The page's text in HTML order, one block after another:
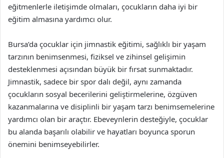
eğitmenlerle iletişimde olmaları, çocukların daha iyi bir
eğitim almasına yardımcı olur.
Bursa’da çocuklar için jimnastik eğitimi, sağlıklı bir yaşam
tarzının benimsenmesi, fiziksel ve zihinsel gelişimin
desteklenmesi açısından büyük bir fırsat sunmaktadır.
Jimnastik, sadece bir spor dalı değil, aynı zamanda
çocukların sosyal becerilerini geliştirmelerine, özgüven
kazanmalarına ve disiplinli bir yaşam tarzı benimsemelerine
yardımcı olan bir araçtır. Ebeveynlerin desteğiyle, çocuklar
bu alanda başarılı olabilir ve hayatları boyunca sporun
önemini benimseyebilirler.